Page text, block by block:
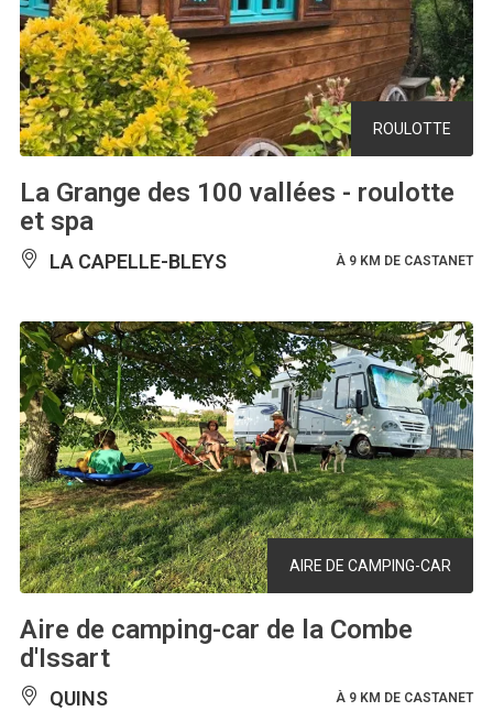
ROULOTTE
La Grange des 100 vallées - roulotte
et spa
LA CAPELLE-BLEYS À 9 KM DE CASTANET
AIRE DE CAMPING-CAR
Aire de camping-car de la Combe
d'Issart
QUINS À 9 KM DE CASTANET